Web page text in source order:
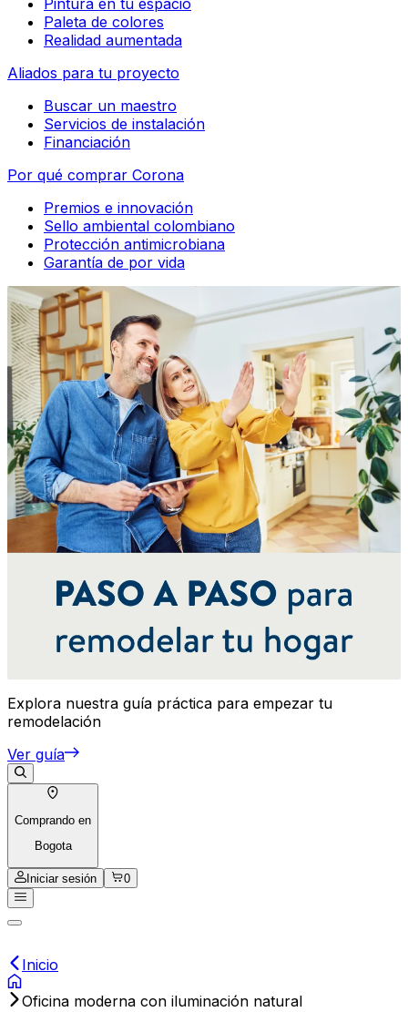
Pintura en tu espacio
Paleta de colores
Realidad aumentada
Aliados para tu proyecto
Buscar un maestro
Servicios de instalación
Financiación
Por qué comprar Corona
Premios e innovación
Sello ambiental colombiano
Protección antimicrobiana
Garantía de por vida
Explora nuestra guía práctica para empezar tu
remodelación
Ver guía
Comprando en
Bogota
Iniciar sesión 0
Inicio
Oficina moderna con iluminación natural